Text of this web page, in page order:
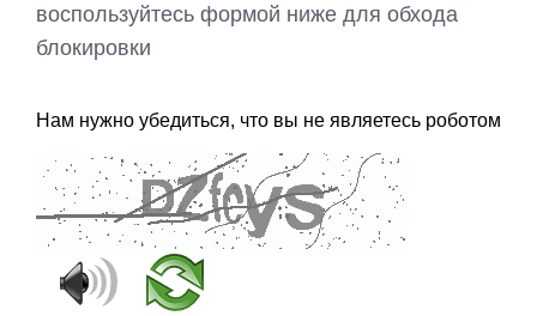
воспользуйтесь формой ниже для обхода
блокировки
Нам нужно убедиться, что вы не являетесь роботом